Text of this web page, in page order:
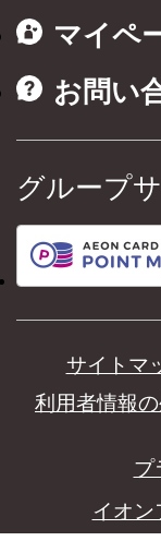
マイペ
お問い
グループ
サイトマ
利用者情報
プ
イオン